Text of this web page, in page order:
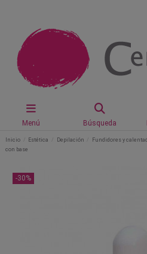
Menú Búsqueda
Inicio Estética Depilación Fundidores y
con base
-30%